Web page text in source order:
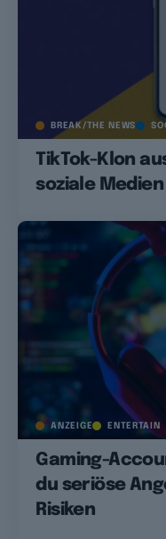
BREAK/THE NEWS
TikTok-Klon
soziale
ANZEIGE ENTERTAIN
Gaming-
du seriöse
Risiken